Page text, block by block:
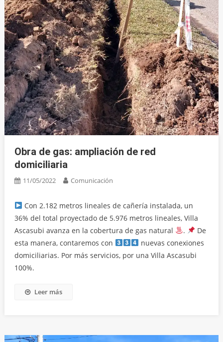
Obra de gas: ampliación de red
domiciliaria
11/05/2022 Comunicación
Con 2.182 metros lineales de cañería instalada, un
36% del total proyectado de 5.976 metros lineales, Villa
Ascasubi avanza en la cobertura de gas natural
.
De
esta manera, contaremos con
nuevas conexiones
domiciliarias. Por más servicios, por una Villa Ascasubi
100%.
Leer más